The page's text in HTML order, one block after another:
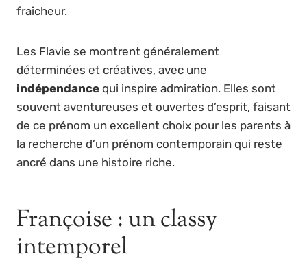
fraîcheur.
Les Flavie se montrent généralement
déterminées et créatives, avec une
indépendance qui inspire admiration. Elles sont
souvent aventureuses et ouvertes d’esprit, faisant
de ce prénom un excellent choix pour les parents à
la recherche d’un prénom contemporain qui reste
ancré dans une histoire riche.
Françoise : un classy
intemporel